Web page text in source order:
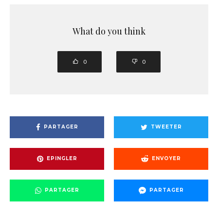
What do you think
0 0
PARTAGER TWEETER
EPINGLER ENVOYER
PARTAGER PARTAGER